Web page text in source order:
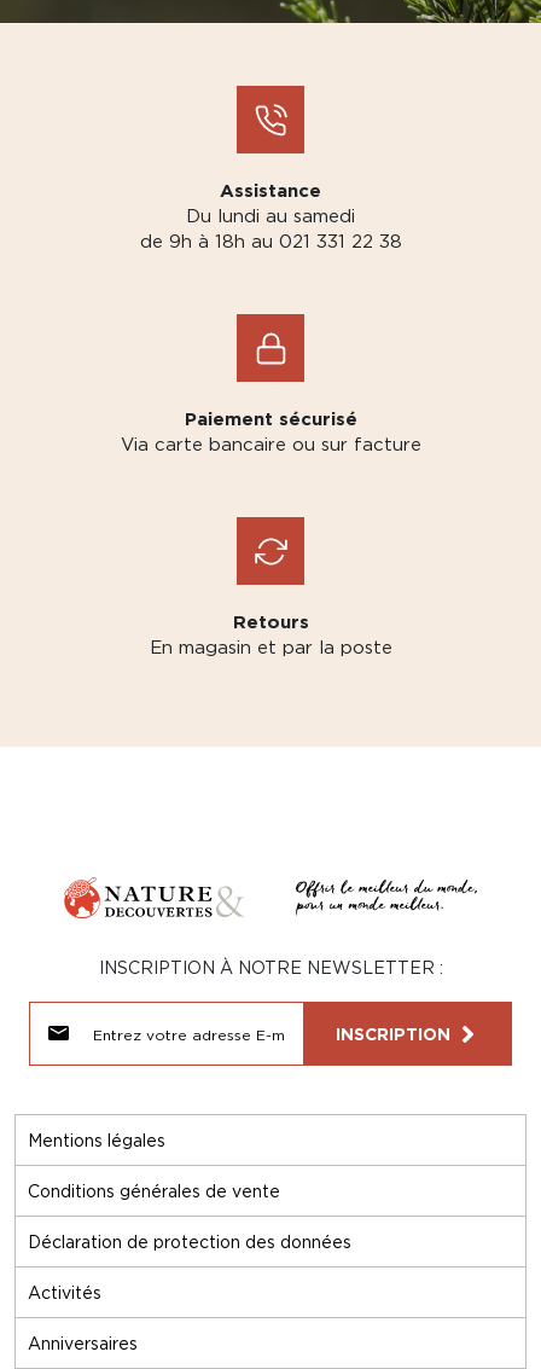
Assistance
Du lundi au samedi
de 9h à 18h au 021 331 22 38
Paiement sécurisé
Via carte bancaire ou sur facture
Retours
En magasin et par la poste
Mentions légales
Conditions générales de vente
Déclaration de protection des données
Activités
Anniversaires
INSCRIPTION À NOTRE NEWSLETTER :
INSCRIPTION